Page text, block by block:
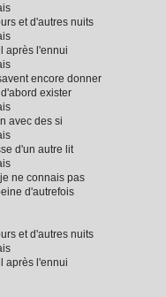
et d'autres nuits
après l'ennui
encore donner
exister
avec des si
d'un autre lit
ne connais pas
d'autrefois
et d'autres nuits
après l'ennui